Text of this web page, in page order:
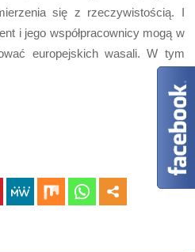
się z rzeczywistością. I
i jego współpracownicy mogą w
europejskich wasali. W tym